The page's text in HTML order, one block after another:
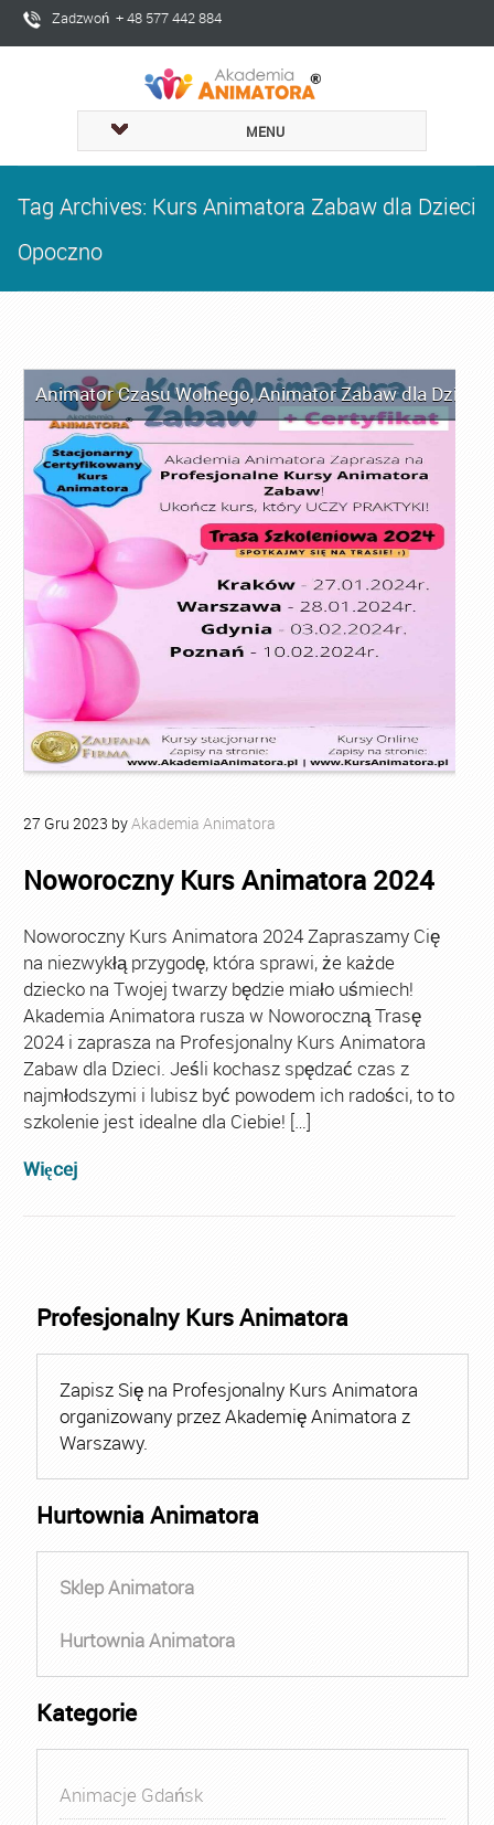
Zadzwoń + 48 577 442 884
MENU
Tag Archives: Kurs Animatora Zabaw dla Dzieci
Opoczno
Animator Czasu Wolnego,Animator Zabaw dla Dzieci
27 Gru 2023 byAkademia Animatora
Noworoczny Kurs Animatora 2024
Noworoczny Kurs Animatora 2024 Zapraszamy Cię
na niezwykłą przygodę, która sprawi, że każde
dziecko na Twojej twarzy będzie miało uśmiech!
Akademia Animatora rusza w Noworoczną Trasę
2024 i zaprasza na Profesjonalny Kurs Animatora
Zabaw dla Dzieci. Jeśli kochasz spędzać czas z
najmłodszymi i lubisz być powodem ich radości, to to
szkolenie jest idealne dla Ciebie! […]
Więcej
Profesjonalny Kurs Animatora
Zapisz Się na Profesjonalny Kurs Animatora
organizowany przez Akademię Animatora z
Warszawy.
Hurtownia Animatora
Sklep Animatora
Hurtownia Animatora
Kategorie
Animacje Gdańsk